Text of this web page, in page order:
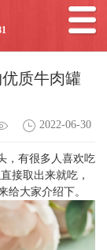
质牛肉罐
2022-06-30
，有很多人喜欢吃
接取出来就吃，
给大家介绍下。